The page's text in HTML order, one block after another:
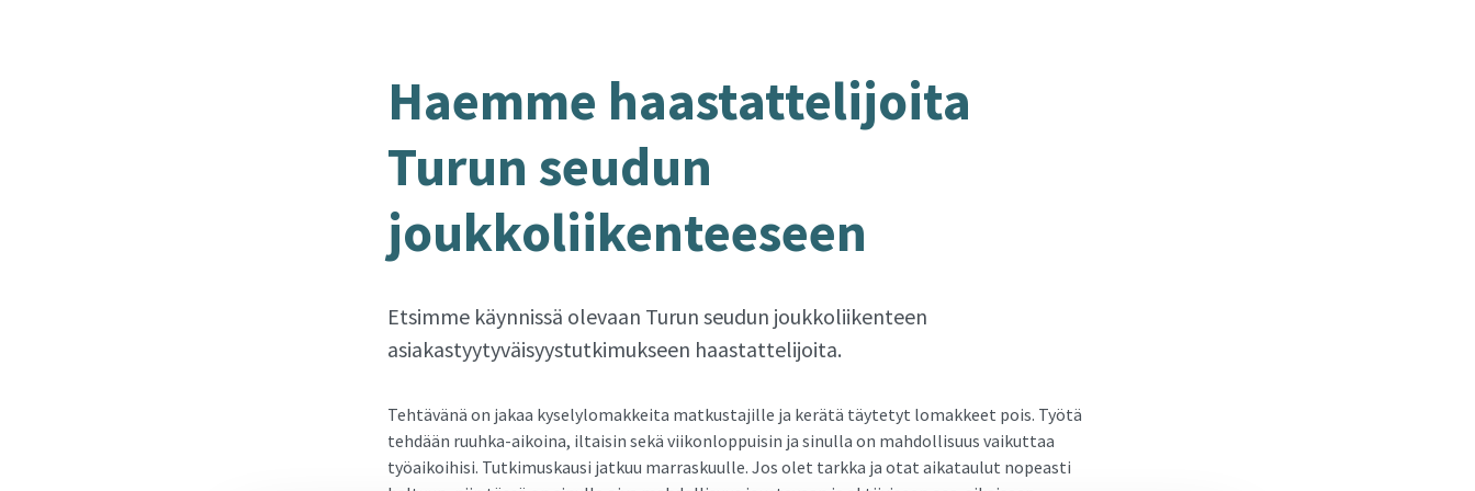
Haem­me haas­tat­te­li­joi­ta
Turun seu­dun
jouk­ko­lii­ken­tee­seen
Etsimme käynnissä olevaan Turun seudun joukkoliikenteen
asiakastyytyväisyystutkimukseen haastattelijoita.
Tehtävänä on jakaa kyselylomakkeita matkustajille ja kerätä täytetyt lomakkeet pois. Työtä
tehdään ruuhka-aikoina, iltaisin sekä viikonloppuisin ja sinulla on mahdollisuus vaikuttaa
työaikoihisi. Tutkimuskausi jatkuu marraskuulle. Jos olet tarkka ja otat aikataulut nopeasti